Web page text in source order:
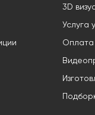
3D
Услуга
Оплата